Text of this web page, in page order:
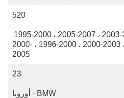
520
2003-2005 ، 2005-2007 ، 1995-2000
، 2000-2003 ، 1996-2000 ، 2000-
2005
23
BMW - أوروبا